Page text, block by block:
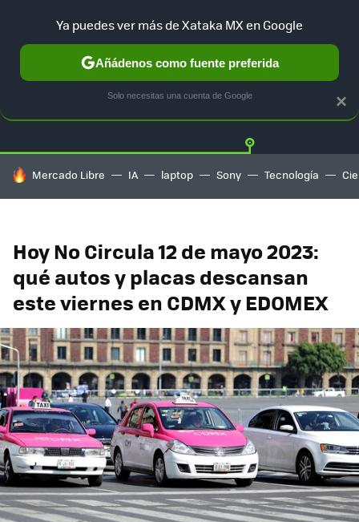
TESLA UBER AUTO ELECTRICO Twitter
HOY SE HABLA DE
Mercado Libre IA laptop Sony Tecnología
Hoy No Circula 12 de mayo 2023:
qué autos y placas descansan
este viernes en CDMX y EDOMEX
×
Ya puedes ver más de Xataka MX en Google
Añádenos como fuente preferida
Solo necesitas una cuenta de Google